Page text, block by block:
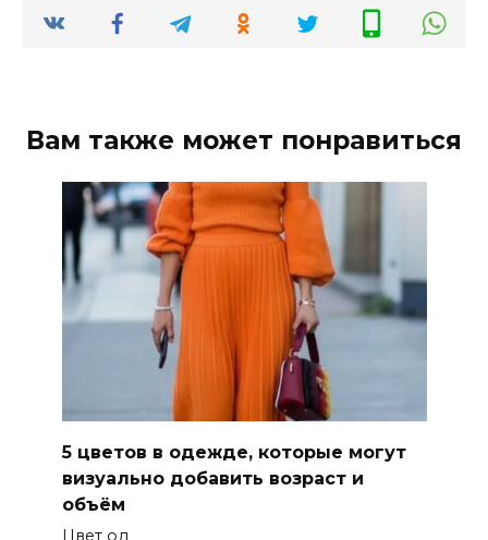
Вам также может понравиться
5 цветов в одежде, которые могут
визуально добавить возраст и
объём
Цвет од